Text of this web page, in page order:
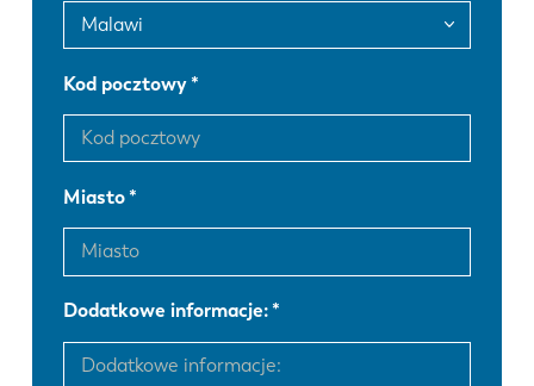
Kod pocztowy
Miasto
Dodatkowe informacje:
ES
KO